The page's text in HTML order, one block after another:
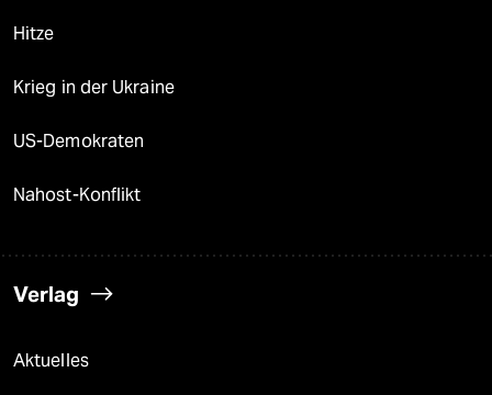
Hitze
Krieg in der Ukraine
US-Demokraten
Nahost-Konflikt
Verlag
Aktuelles